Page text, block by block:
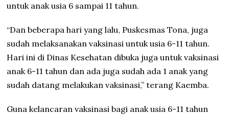
untuk anak usia 6 sampai 11 tahun.
“Dan beberapa hari yang lalu, Puskesmas Tona, juga
sudah melaksanakan vaksinasi untuk usia 6-11 tahun.
Hari ini di Dinas Kesehatan dibuka juga untuk vaksinasi
anak 6-11 tahun dan ada juga sudah ada 1 anak yang
sudah datang melakukan vaksinasi,” terang Kaemba.
Guna kelancaran vaksinasi bagi anak usia 6-11 tahun